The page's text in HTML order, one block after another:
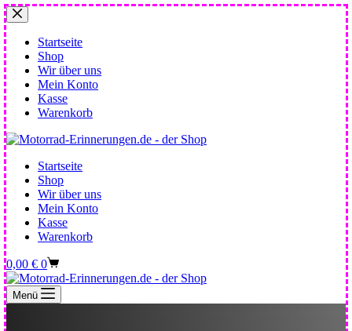
Zum
Inhalt
springenStartseite
Shop
Wir über uns
Mein Konto
Kasse
Warenkorb
Startseite
Shop
Wir über uns
Mein Konto
Kasse
Warenkorb
Warenkorb
0,00 € 0
Menü